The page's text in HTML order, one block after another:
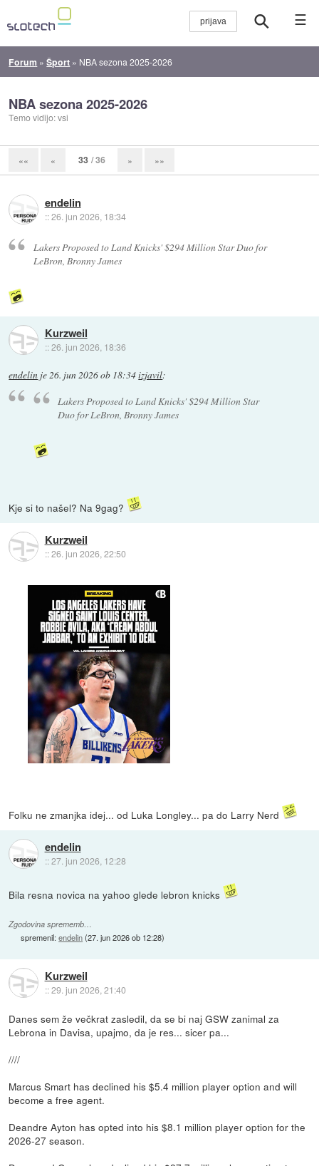
☰
Forum »Šport » NBA sezona 2025-2026
NBA sezona 2025-2026
Temo vidijo: vsi
«« « 33 / 36 » »»
endelin
::26. jun 2026, 18:34
Lakers Proposed to Land Knicks' $294 Million Star Duo for
LeBron, Bronny James
Kurzweil
::26. jun 2026, 18:36
endelin je26. jun 2026 ob 18:34izjavil:
Lakers Proposed to Land Knicks' $294 Million Star
Duo for LeBron, Bronny James
Kje si to našel? Na 9gag?
Kurzweil
::26. jun 2026, 22:50
Folku ne zmanjka idej... od Luka Longley... pa do Larry Nerd
endelin
::27. jun 2026, 12:28
Bila resna novica na yahoo glede lebron knicks
Zgodovina sprememb…
spremenil:endelin(27. jun 2026 ob 12:28)
Kurzweil
::29. jun 2026, 21:40
Danes sem že večkrat zasledil, da se bi naj GSW zanimal za
Lebrona in Davisa, upajmo, da je res... sicer pa...
////
Marcus Smart has declined his $5.4 million player option and will
become a free agent.
Deandre Ayton has opted into his $8.1 million player option for the
2026-27 season.